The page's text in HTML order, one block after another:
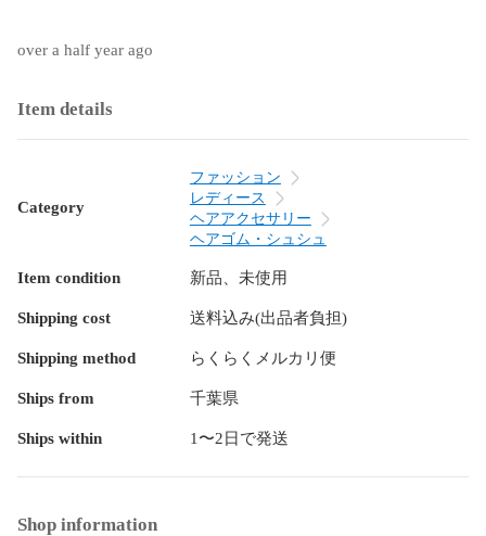
over a half year ago
Item details
Category
ファッション
レディース
ヘアアクセサリー
ヘアゴム・シュシュ
Item condition 新品、未使用
Shipping cost 送料込み(出品者負担)
Shipping method らくらくメルカリ便
Ships from 千葉県
Ships within 1〜2日で発送
Shop information